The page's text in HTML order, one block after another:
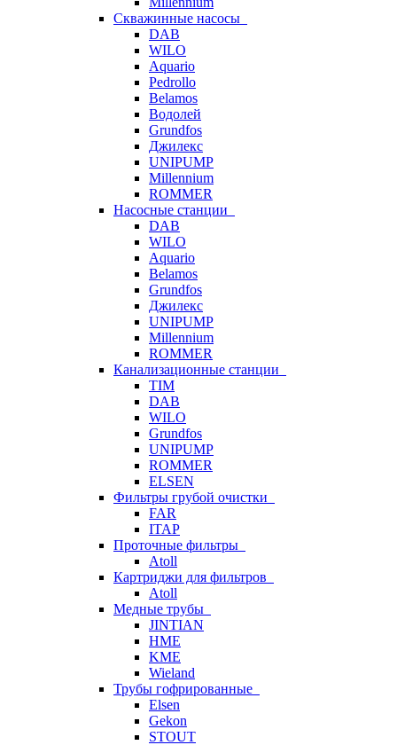
Скважинные насосы
DAB
WILO
Aquario
Pedrollo
Belamos
Водолей
Grundfos
Джилекс
UNIPUMP
Millennium
ROMMER
Насосные станции
DAB
WILO
Aquario
Belamos
Grundfos
Джилекс
UNIPUMP
Millennium
ROMMER
Канализационные станции
TIM
DAB
WILO
Grundfos
UNIPUMP
ROMMER
ELSEN
Фильтры грубой очистки
FAR
ITAP
Проточные фильтры
Atoll
Картриджи для фильтров
Atoll
Медные трубы
JINTIAN
HME
KME
Wieland
Трубы гофрированные
Elsen
Gekon
STOUT